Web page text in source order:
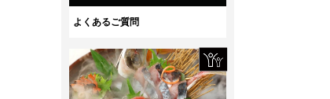
よくあるご質問